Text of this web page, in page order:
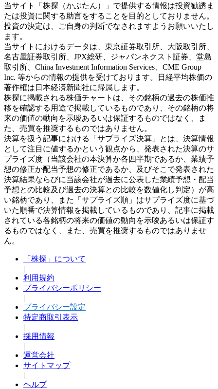
当サイト「株探（かぶたん）」で提供する情報は投資勧誘ま
たは投資に関する助言をすることを目的としておりません。
投資の決定は、ご自身の判断でなされますようお願いいたし
ます。
当サイトにおけるデータは、東京証券取引所、大阪取引所、
名古屋証券取引所、JPX総研、ジャパンネクスト証券、堂島
取引所、China Investment Information Services、CME Group
Inc. 等からの情報の提供を受けております。日経平均株価の
著作権は日本経済新聞社に帰属します。
株探に掲載される株価チャートは、その銘柄の過去の株価推
移を確認する用途で掲載しているものであり、その銘柄の将
来の価値の動向を示唆あるいは保証するものではなく、ま
た、売買を推奨するものではありません。
決算を扱う記事における「サプライズ決算」とは、決算情報
として注目に値するかという観点から、発表された決算のサ
プライズ度（当該会社の本決算か各四半期であるか、業績予
想の修正か配当予想の修正であるか、及びそこで発表された
決算結果ならびに当該会社が過去に公表した業績予想・配当
予想との比較及び過去の決算との比較を数値化し判定）が高
い銘柄であり、また「サプライズ順」はサプライズ度に基づ
いた順番で決算情報を掲載しているものであり、記事に掲載
されている各銘柄の将来の価値の動向を示唆あるいは保証す
るものではなく、また、売買を推奨するものではありませ
ん。
「株探」について
|
利用規約
プライバシーポリシー
|
プライバシー設定
特定商取引表示
|
採用情報
|
運営会社
サイトマップ
|
ヘルプ